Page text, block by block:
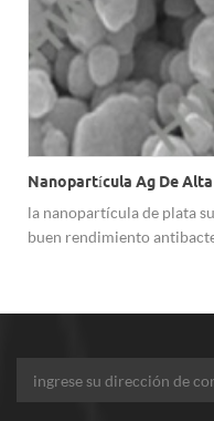
Nanopartícula Ag De
la nanopartícula de plata
buen rendimiento